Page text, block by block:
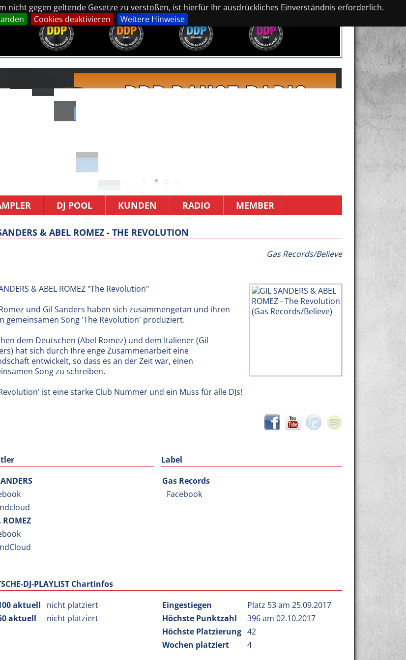
nicht gegen geltende Gesetze zu verstoßen, ist hierfür Ihr ausdrückliches Einverständnis erforderlich.
Cookies deaktivieren Weitere Hinweise
DJ POOL KUNDEN RADIO MEMBER
& ABEL ROMEZ - THE REVOLUTION
Gas Records/Believe
& ABEL ROMEZ "The Revolution"
und Gil Sanders haben sich zusammengetan und ihren
gemeinsamen Song 'The Revolution' produziert.
dem Deutschen (Abel Romez) und dem Italiener (Gil
hat sich durch Ihre enge Zusammenarbeit eine
entwickelt, so dass es an der Zeit war, einen
Song zu schreiben.
ist eine starke Club Nummer und ein Muss für alle DJs!
ROMEZ
Label
Gas Records
Facebook
DJ-PLAYLIST Chartinfos
aktuell
nicht platziert
aktuell
nicht platziert
Eingestiegen
Platz 53 am 25.09.2017
Höchste Punktzahl
396 am 02.10.2017
Höchste Platzierung 42
Wochen platziert
4